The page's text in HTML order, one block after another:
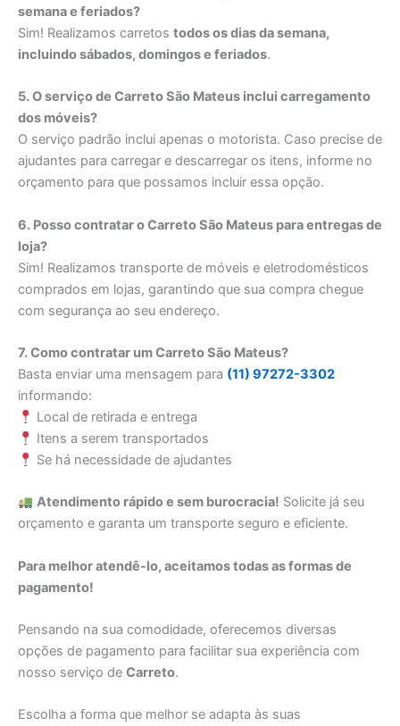
semana e feriados?
Sim! Realizamos carretos todos os dias da semana,
incluindo sábados, domingos e feriados.
5. O serviço de Carreto São Mateus inclui carregamento
dos móveis?
O serviço padrão inclui apenas o motorista. Caso precise de
ajudantes para carregar e descarregar os itens, informe no
orçamento para que possamos incluir essa opção.
6. Posso contratar o Carreto São Mateus para entregas de
loja?
Sim! Realizamos transporte de móveis e eletrodomésticos
comprados em lojas, garantindo que sua compra chegue
com segurança ao seu endereço.
7. Como contratar um Carreto São Mateus?
Basta enviar uma mensagem para (11) 97272-3302
informando:
Local de retirada e entrega
Itens a serem transportados
Se há necessidade de ajudantes
Atendimento rápido e sem burocracia! Solicite já seu
orçamento e garanta um transporte seguro e eficiente.
Para melhor atendê-lo, aceitamos todas as formas de
pagamento!
Pensando na sua comodidade, oferecemos diversas
opções de pagamento para facilitar sua experiência com
nosso serviço de Carreto.
Escolha a forma que melhor se adapta às suas